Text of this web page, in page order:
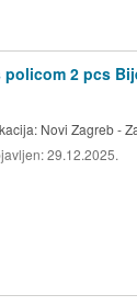
2 pcs
Novi Zagreb -
29.12.2025.